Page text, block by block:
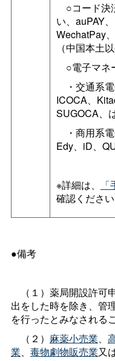
○コード決
い、auPAY
WechatPay
（中国本土
○電子マネ
・交通系電
ICOCA、
SUGOCA、
・商用系電
Edy、iD、
※詳細は、
確認ください
●備考
（１）薬局開設許可
出をした時を除き、管
を行ったとみなされるこ
（２） 麻薬小売業、
業、 毒物劇物販売業又